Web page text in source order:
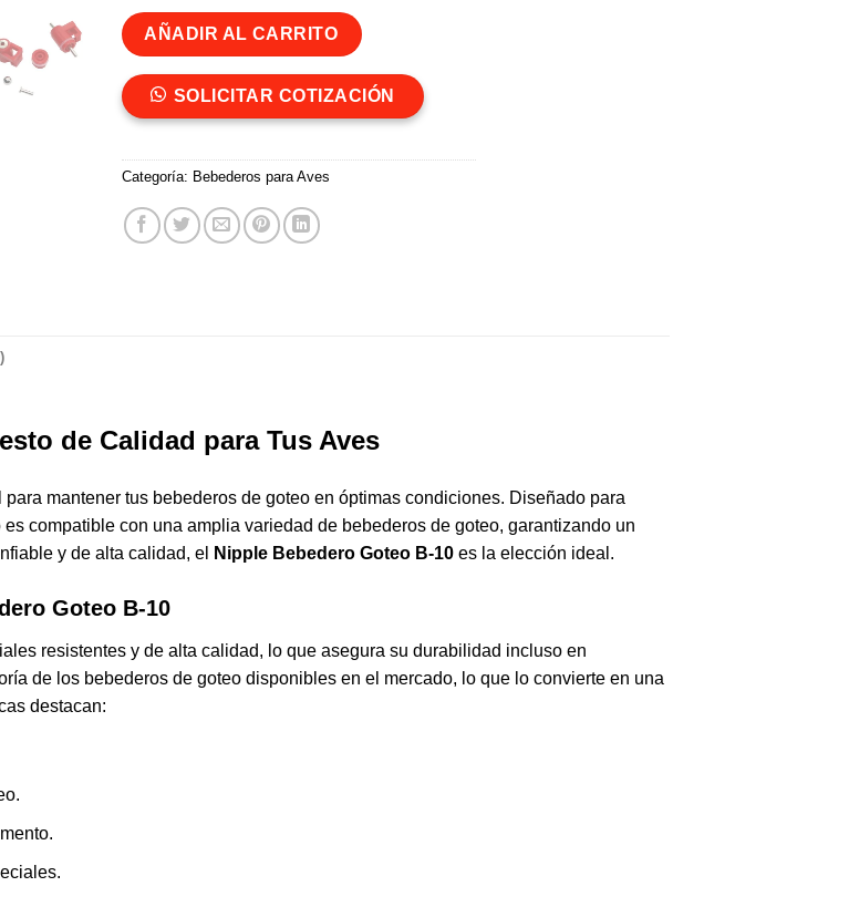
AÑADIR AL CARRITO
SOLICITAR COTIZACIÓN
Categoría: Bebederos para Aves
de Calidad para Tus Aves
mantener tus bebederos de goteo en óptimas condiciones. Diseñado para
compatible con una amplia variedad de bebederos de goteo, garantizando un
y de alta calidad, el
Nipple Bebedero Goteo B-10 es la elección ideal.
Goteo B-10
resistentes y de alta calidad, lo que asegura su durabilidad incluso en
de los bebederos de goteo disponibles en el mercado, lo que lo convierte en una
destacan: